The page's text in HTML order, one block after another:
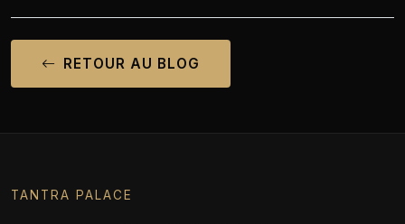
RETOUR AU BLOG
TANTRA PALACE